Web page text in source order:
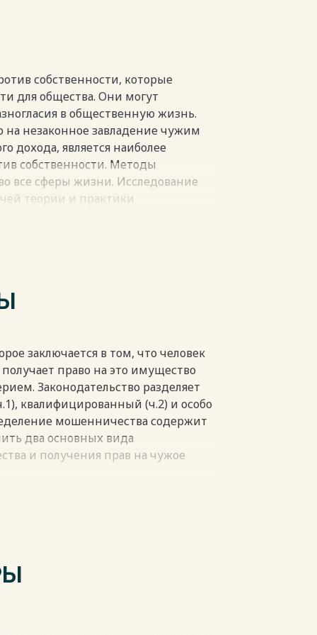
собственности, которые
для общества. Они могут
в общественную жизнь.
незаконное завладение чужим
дохода, является наиболее
собственности. Методы
все сферы жизни. Исследование
теории и практики
для формирования рыночных
заключается в том, что человек
право на это имущество
Законодательство разделяет
квалифицированный (ч.2) и особо
мошенничества содержит
два основных вида
и получения прав на чужое
способ завладения имуществом.
реального или предполагаемого
УК РФ, содержит шесть